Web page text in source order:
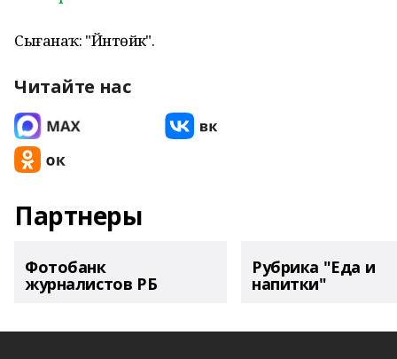
Сығанаҡ: "Йәнтөйәк".
Читайте нас
Партнеры
Фотобанк
журналистов РБ
Рубрика "Еда и
напитки"